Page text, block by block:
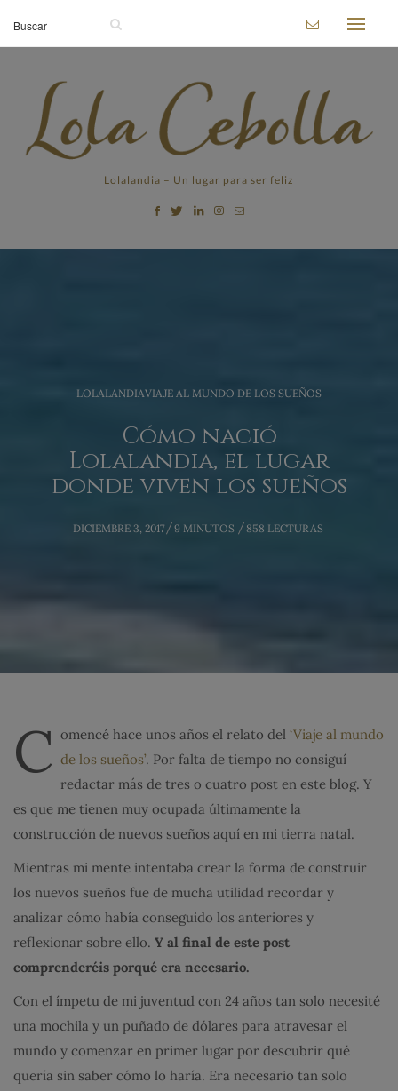
Lolalandia – Un lugar para ser feliz
LOLALANDIAVIAJE AL MUNDO DE LOS SUEÑOS
Cómo nació
Lolalandia, el lugar
donde viven los sueños
POSTED
DICIEMBRE 3, 2017 9 MINUTOS 858 LECTURAS
C omencé hace unos años el relato del ‘Viaje al mundo
de los sueños’. Por falta de tiempo no consiguí
redactar más de tres o cuatro post en este blog. Y
es que me tienen muy ocupada últimamente la
construcción de nuevos sueños aquí en mi tierra natal.
Mientras mi mente intentaba crear la forma de construir
los nuevos sueños fue de mucha utilidad recordar y
analizar cómo había conseguido los anteriores y
reflexionar sobre ello. Y al final de este post
comprenderéis porqué era necesario.
Con el ímpetu de mi juventud con 24 años tan solo necesité
una mochila y un puñado de dólares para atravesar el
mundo y comenzar en primer lugar por descubrir qué
quería sin saber cómo lo haría. Era necesario tan solo